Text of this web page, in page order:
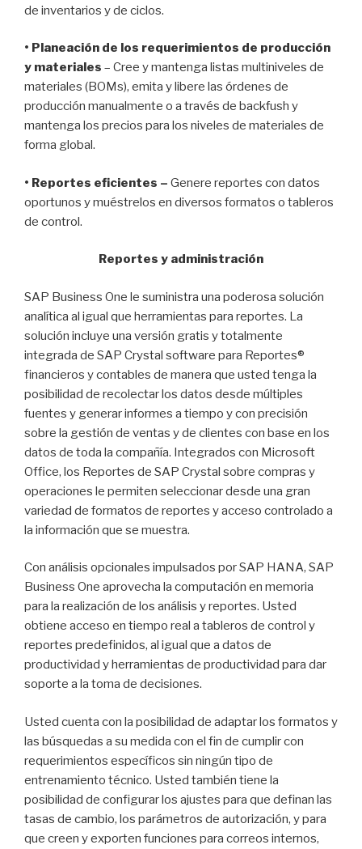
de inventarios y de ciclos.
• Planeación de los requerimientos de producción
y materiales – Cree y mantenga listas multiniveles de
materiales (BOMs), emita y libere las órdenes de
producción manualmente o a través de backfush y
mantenga los precios para los niveles de materiales de
forma global.
• Reportes eficientes – Genere reportes con datos
oportunos y muéstrelos en diversos formatos o tableros
de control.
Reportes y administración
SAP Business One le suministra una poderosa solución
analítica al igual que herramientas para reportes. La
solución incluye una versión gratis y totalmente
integrada de SAP Crystal software para Reportes®
financieros y contables de manera que usted tenga la
posibilidad de recolectar los datos desde múltiples
fuentes y generar informes a tiempo y con precisión
sobre la gestión de ventas y de clientes con base en los
datos de toda la compañía. Integrados con Microsoft
Office, los Reportes de SAP Crystal sobre compras y
operaciones le permiten seleccionar desde una gran
variedad de formatos de reportes y acceso controlado a
la información que se muestra.
Con análisis opcionales impulsados por SAP HANA, SAP
Business One aprovecha la computación en memoria
para la realización de los análisis y reportes. Usted
obtiene acceso en tiempo real a tableros de control y
reportes predefinidos, al igual que a datos de
productividad y herramientas de productividad para dar
soporte a la toma de decisiones.
Usted cuenta con la posibilidad de adaptar los formatos y
las búsquedas a su medida con el fin de cumplir con
requerimientos específicos sin ningún tipo de
entrenamiento técnico. Usted también tiene la
posibilidad de configurar los ajustes para que definan las
tasas de cambio, los parámetros de autorización, y para
que creen y exporten funciones para correos internos,